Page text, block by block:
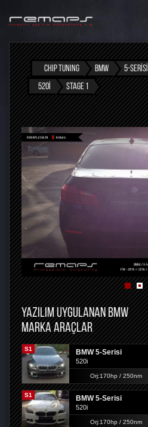
CHIP TUNING BMW 5-SERISI
520I
STAGE 1
YAZILIM UYGULANAN BMW
MARKA ARAÇLAR
S1 BMW 5-Serisi
520i
Orj:170hp / 250nm
S1 BMW 5-Serisi
520i
Orj:170hp / 250nm